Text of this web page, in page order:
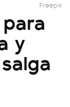
Freepik
y